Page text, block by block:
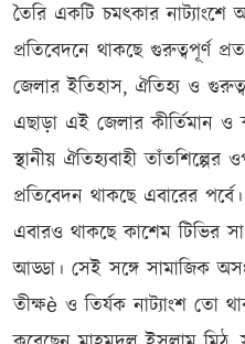
তৈরি একটি চমৎকার নাট্যাংশে
প্রতিবেদনে থাকছে গুরুত্বপূর্ণ
জেলার ইতিহাস, ঐতিহ্য ও
এছাড়া এই জেলার কীর্তিমান ও
স্থানীয় ঐতিহ্যবাহী
প্রতিবেদন থাকছে এবারের
এবারও থাকছে কাশেম টিভির
আড্ডা। সেই সঙ্গে সামাজিক
তীক্ষè ও তির্যক নাট্যাংশ তো